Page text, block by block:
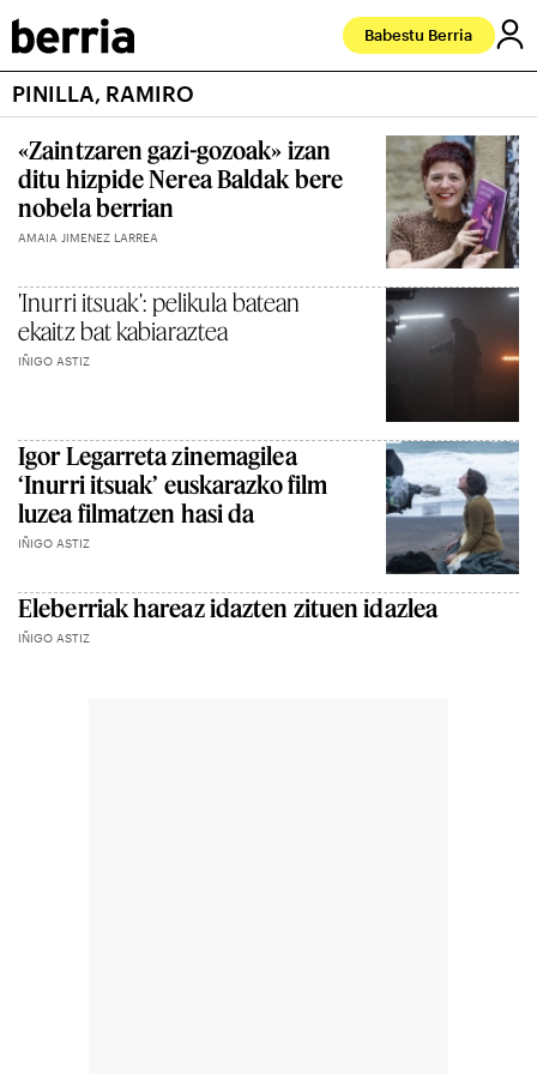
Babestu Berria
PINILLA, RAMIRO
«Zaintzaren gazi-gozoak» izan
ditu hizpide Nerea Baldak bere
nobela berrian
AMAIA JIMENEZ LARREA
'Inurri itsuak': pelikula batean
ekaitz bat kabiaraztea
IÑIGO ASTIZ
Igor Legarreta zinemagilea
‘Inurri itsuak’ euskarazko film
luzea filmatzen hasi da
IÑIGO ASTIZ
Eleberriak hareaz idazten zituen idazlea
IÑIGO ASTIZ